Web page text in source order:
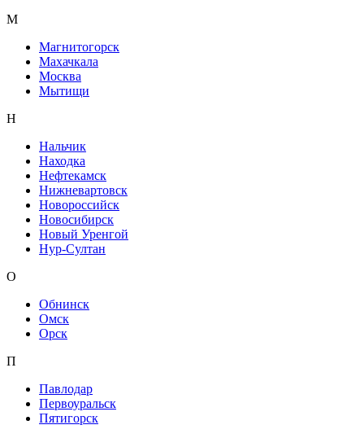
М
Магнитогорск
Махачкала
Москва
Мытищи
Н
Нальчик
Находка
Нефтекамск
Нижневартовск
Новороссийск
Новосибирск
Новый Уренгой
Нур-Султан
О
Обнинск
Омск
Орск
П
Павлодар
Первоуральск
Пятигорск